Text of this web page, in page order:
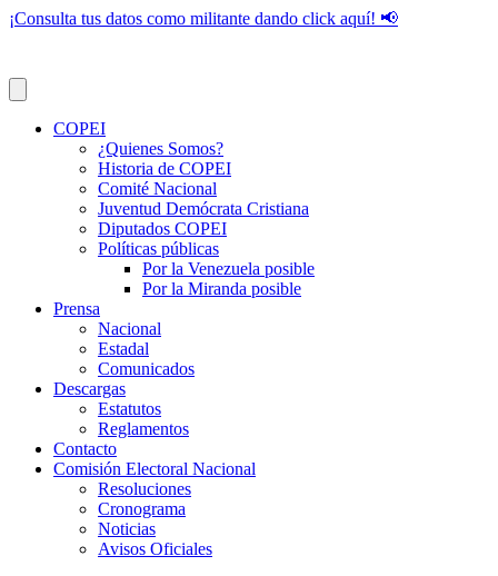
¡Consulta tus datos como militante dando click aquí! 📢
COPEI
¿Quienes Somos?
Historia de COPEI
Comité Nacional
Juventud Demócrata Cristiana
Diputados COPEI
Políticas públicas
Por la Venezuela posible
Por la Miranda posible
Prensa
Nacional
Estadal
Comunicados
Descargas
Estatutos
Reglamentos
Contacto
Comisión Electoral Nacional
Resoluciones
Cronograma
Noticias
Avisos Oficiales